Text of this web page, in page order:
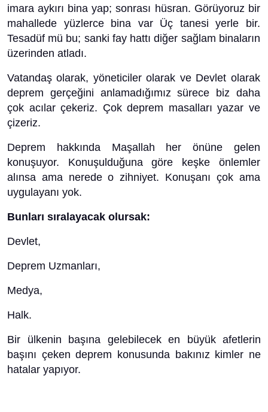
imara aykırı bina yap; sonrası hüsran. Görüyoruz bir
mahallede yüzlerce bina var Üç tanesi yerle bir.
Tesadüf mü bu; sanki fay hattı diğer sağlam binaların
üzerinden atladı.
Vatandaş olarak, yöneticiler olarak ve Devlet olarak
deprem gerçeğini anlamadığımız sürece biz daha
çok acılar çekeriz. Çok deprem masalları yazar ve
çizeriz.
Deprem hakkında Maşallah her önüne gelen
konuşuyor. Konuşulduğuna göre keşke önlemler
alınsa ama nerede o zihniyet. Konuşanı çok ama
uygulayanı yok.
Bunları sıralayacak olursak:
Devlet,
Deprem Uzmanları,
Medya,
Halk.
Bir ülkenin başına gelebilecek en büyük afetlerin
başını çeken deprem konusunda bakınız kimler ne
hatalar yapıyor.